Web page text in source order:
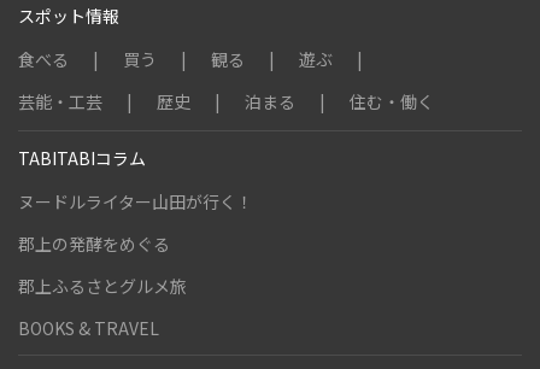
スポット情報
食べる
買う 観る
遊ぶ
芸能・工芸
歴史 泊まる 住む・働く
TABITABIコラム
ヌードルライター山田が行く！
郡上の発酵をめぐる
郡上ふるさとグルメ旅
BOOKS & TRAVEL